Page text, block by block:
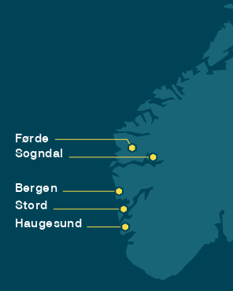
Førde
Sogndal
Bergen
Stord
Haugesund